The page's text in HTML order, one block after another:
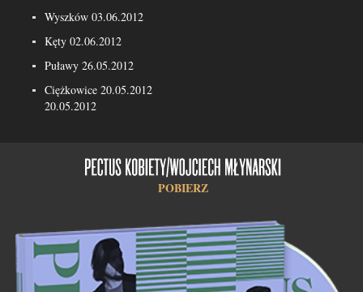
Wyszków 03.06.2012
Kęty 02.06.2012
Puławy 26.05.2012
Ciężkowice 20.05.2012
20.05.2012
POBIERZ